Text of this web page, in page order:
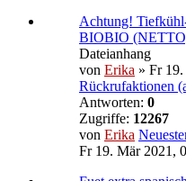
Achtung!
BIOBIO
Dateianhang
von Erika » Fr
Rückrufaktionen
Antworten: 0
Zugriffe: 12267
von Erika
Fr 19. Mär 2021,